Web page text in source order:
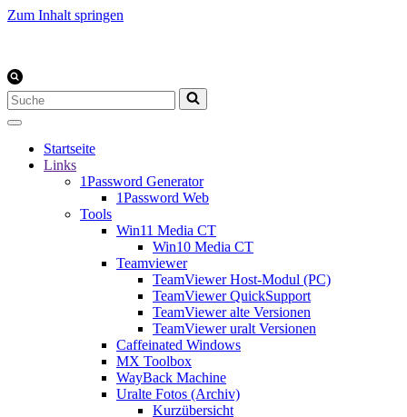
Zum Inhalt springen
Suchen
nach …
Startseite
Links
1Password Generator
1Password Web
Tools
Win11 Media CT
Win10 Media CT
Teamviewer
TeamViewer Host-Modul (PC)
TeamViewer QuickSupport
TeamViewer alte Versionen
TeamViewer uralt Versionen
Caffeinated Windows
MX Toolbox
WayBack Machine
Uralte Fotos (Archiv)
Kurzübersicht